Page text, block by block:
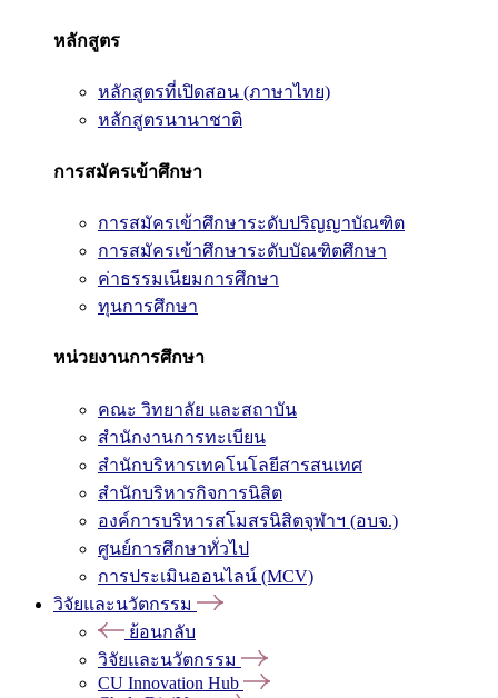
หลักสูตร
หลักสูตรที่เปิดสอน (ภาษาไทย)
หลักสูตรนานาชาติ
การสมัครเข้าศึกษา
การสมัครเข้าศึกษาระดับปริญญาบัณฑิต
การสมัครเข้าศึกษาระดับบัณฑิตศึกษา
ค่าธรรมเนียมการศึกษา
ทุนการศึกษา
หน่วยงานการศึกษา
คณะ วิทยาลัย และสถาบัน
สำนักงานการทะเบียน
สำนักบริหารเทคโนโลยีสารสนเทศ
สำนักบริหารกิจการนิสิต
องค์การบริหารสโมสรนิสิตจุฬาฯ (อบจ.)
ศูนย์การศึกษาทั่วไป
การประเมินออนไลน์ (MCV)
วิจัยและนวัตกรรม
ย้อนกลับ
วิจัยและนวัตกรรม
CU Innovation Hub